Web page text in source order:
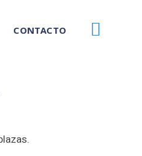
CONTACTO